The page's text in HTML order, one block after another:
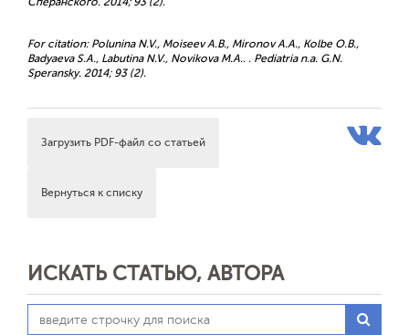
For citation: Polunina N.V., Moiseev A.B., Mironov A.A., Kolbe O.B.,
Badyaeva S.A., Labutina N.V., Novikova M.A.. . Pediatria n.a. G.N.
Speransky. 2014; 93 (2).
Загрузить PDF-файл со статьей
Вернуться к списку
ИСКАТЬ СТАТЬЮ, АВТОРА